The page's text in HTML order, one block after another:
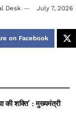
Desk July 7, 2026
on Facebook
की शक्ति’ : मुख्यमंत्री